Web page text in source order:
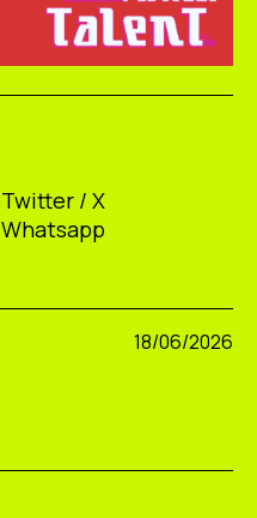
Twitter / X
Whatsapp
18/06/2026